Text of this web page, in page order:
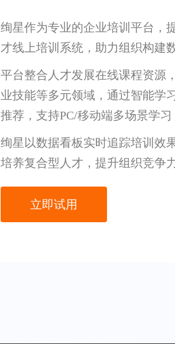
绚星作为专业的企业培训平台，
才线上培训系统，助力组织构建
平台整合人才发展在线课程资源
业技能等多元领域，通过智能学
推荐，支持PC/移动端多场景学习
绚星以数据看板实时追踪培训效
培养复合型人才，提升组织竞争
立即试用